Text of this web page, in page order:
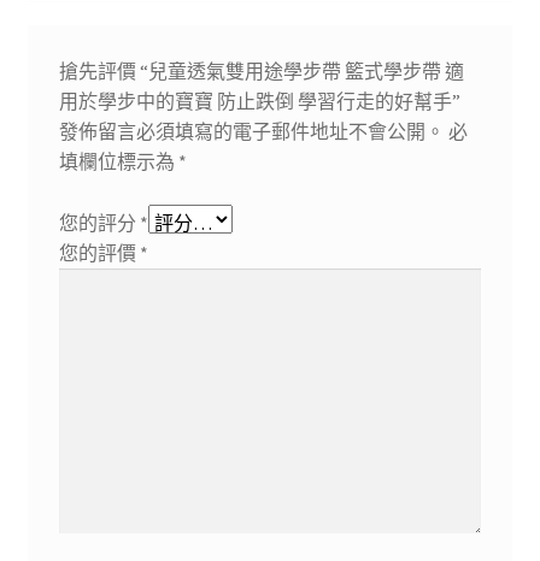
搶先評價 “兒童透氣雙用途學步帶 籃式學步帶 適
用於學步中的寶寶 防止跌倒 學習行走的好幫手”
發佈留言必須填寫的電子郵件地址不會公開。 必
填欄位標示為 *
您的評分 *
您的評價 *